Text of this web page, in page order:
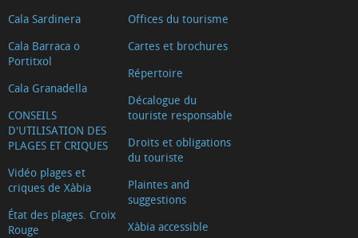
Cala Sardinera
Cala Barraca o
Portitxol
Cala Granadella
CONSEILS
D'UTILISATION DES
PLAGES ET CRIQUES
Vidéo plages et
criques de Xàbia
État des plages. Croix
Rouge
Offices du tourisme
Cartes et brochures
Répertoire
Décalogue du
touriste responsable
Droits et obligations
du touriste
Plaintes and
suggestions
Xàbia accessible